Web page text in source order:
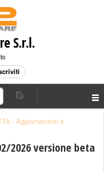
S.r.l.
- Aggiornamenti e
2026 versione beta